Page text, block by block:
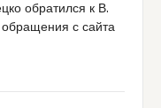
обратился к В.
с сайта